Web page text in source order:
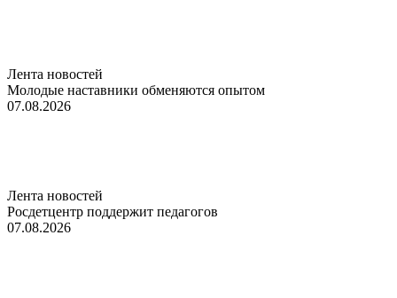
Лента новостей
Молодые наставники обменяются опытом
07.08.2026
Лента новостей
Росдетцентр поддержит педагогов
07.08.2026